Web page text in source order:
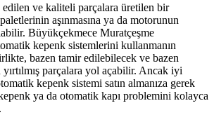
edilen ve kaliteli parçalara üretilen bir
aşınmasına ya da motorunun
Büyükçekmece Muratçeşme
kepenk sistemlerini kullanmanın
bazen tamir edilebilecek ve bazen
parçalara yol açabilir. Ancak iyi
kepenk sistemi satın almanıza gerek
ya da otomatik kapı problemini kolayca